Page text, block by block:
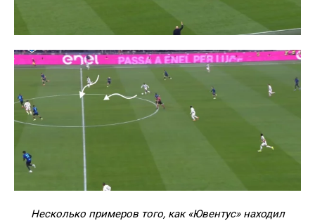
Несколько примеров того, как «Ювентус» находил